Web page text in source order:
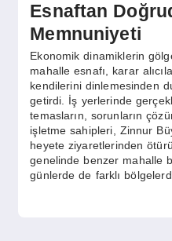
Esnaftan
Memnuniyeti
Ekonomik dinamiklerin
mahalle esnafı, karar
kendilerini dinlemesinden
getirdi. İş yerlerinde
temasların, sorunların
işletme sahipleri, Zinnur
heyete ziyaretlerinden
genelinde benzer mahalle
günlerde de farklı